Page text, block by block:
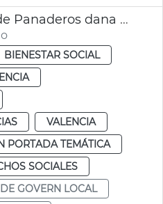
Ajudas al Gremio de Panaderos dana València
BIENESTAR SOCIAL
VALENCIA
PORTADA TEMÁTICA
SOCIALES
GOVERN LOCAL